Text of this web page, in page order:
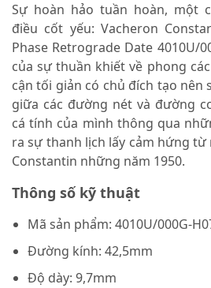
Sự hoàn hảo tuần hoàn, một
điều cốt yếu: Vacheron
Phase Retrograde Date 4010U/
của sự thuần khiết về phong
cận tối giản có chủ đích tạo nên
giữa các đường nét và đường
cá tính của mình thông qua
ra sự thanh lịch lấy cảm hứng
Constantin những năm 1950.
Thông số kỹ thuật
Mã sản phẩm: 4010U/000G-
Đường kính: 42,5mm
Độ dày: 9,7mm